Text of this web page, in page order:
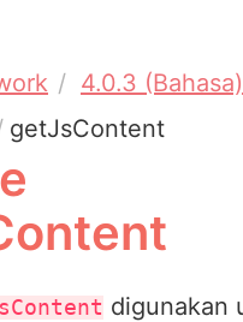
4.0.3 (Bahasa)
getJsContent
digunakan